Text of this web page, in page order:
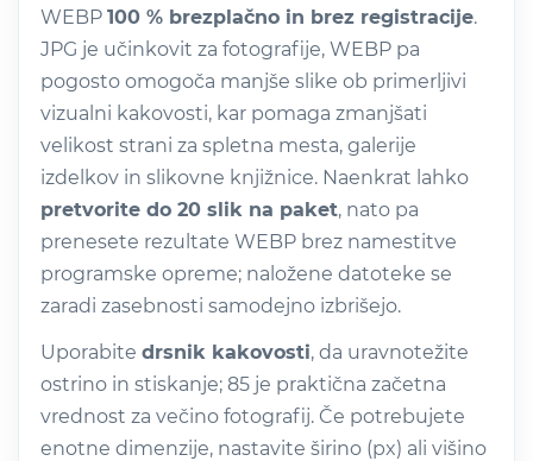
WEBP 100 % brezplačno in brez registracije.
JPG je učinkovit za fotografije, WEBP pa
pogosto omogoča manjše slike ob primerljivi
vizualni kakovosti, kar pomaga zmanjšati
velikost strani za spletna mesta, galerije
izdelkov in slikovne knjižnice. Naenkrat lahko
pretvorite do 20 slik na paket, nato pa
prenesete rezultate WEBP brez namestitve
programske opreme; naložene datoteke se
zaradi zasebnosti samodejno izbrišejo.
Uporabite drsnik kakovosti, da uravnotežite
ostrino in stiskanje; 85 je praktična začetna
vrednost za večino fotografij. Če potrebujete
enotne dimenzije, nastavite širino (px) ali višino